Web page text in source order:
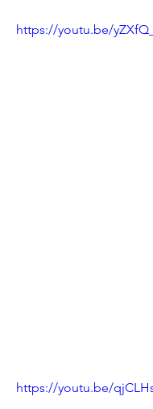
https://youtu.be/
https://youtu.be/